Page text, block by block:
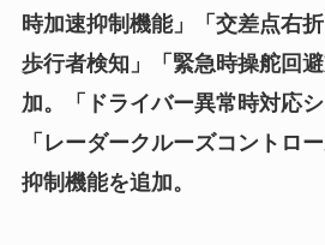
時加速抑制機能」「交差点右折
歩行者検知」「緊急時操舵回
加。「ドライバー異常時対応
「レーダークルーズコントロ
抑制機能を追加。